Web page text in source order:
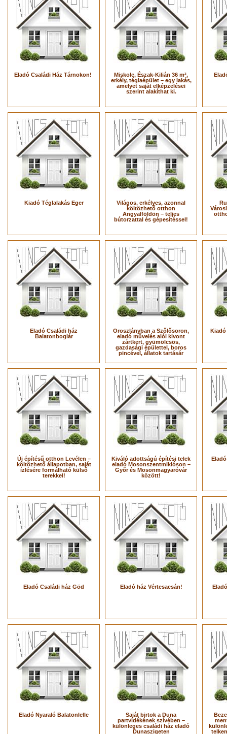
Eladó Családi Ház Tárnokon!
Miskolc, Észak-Kilián 36 m²,
erkély, téglaépület – egy lakás,
amelyet saját elképzelései
szerint alakíthat ki.
Kiadó Téglalakás Eger
Világos, erkélyes, azonnal
költözhető otthon
Angyalföldön – teljes
bútorzattal és gépesítéssel!
Eladó Családi ház
Balatonboglár
Oroszlányban a Szőlősoron,
eladó művelés alól kivont
zártkert, gyümölcsös,
gazdasági épülettel, boros
pincével, állatok tartásár
Kiadó
Új építésű otthon Levélen –
költözhető állapotban, saját
ízlésére formálható külső
terekkel!
Kiváló adottságú építési telek
eladó Mosonszentmiklóson –
Győr és Mosonmagyaróvár
között!
Eladó Családi ház Göd Eladó ház Vértesacsán!
Eladó Nyaraló Balatonlelle
Saját birtok a Duna
partvidékének szívében –
különleges családi ház eladó
Dunaszigeten